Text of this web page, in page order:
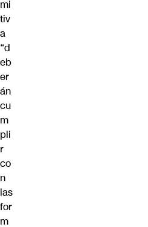
mi
tiv
a
“d
eb
er
án
cu
m
pli
r
co
n
las
for
m